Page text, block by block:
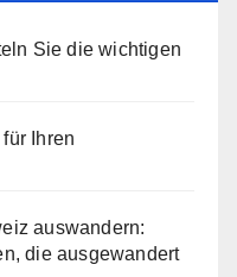
Sie die wichtigen
Ihren
auswandern:
die ausgewandert